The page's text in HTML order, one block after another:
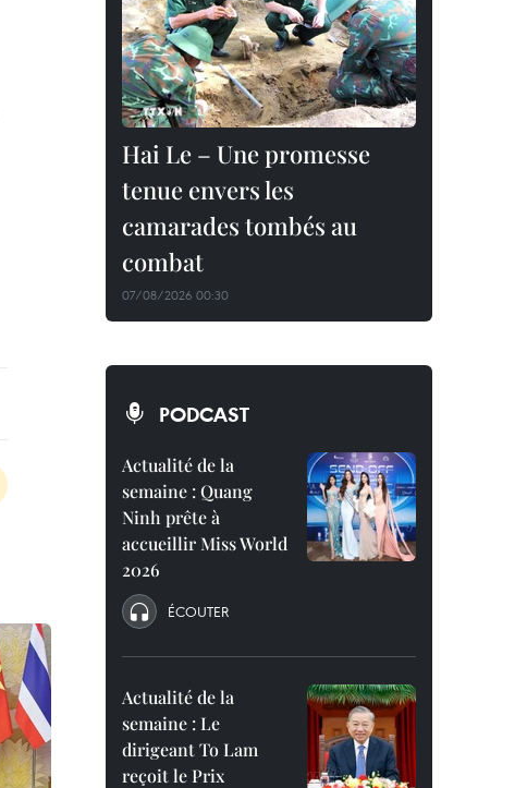
Hai Le – Une promesse
tenue envers les
camarades tombés au
combat
07/08/2026 00:30
PODCAST
Actualité de la
semaine : Quang
Ninh prête à
accueillir Miss World
2026
ÉCOUTER
Actualité de la
semaine : Le
dirigeant To Lam
reçoit le Prix